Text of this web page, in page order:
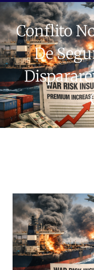
Conflito
De